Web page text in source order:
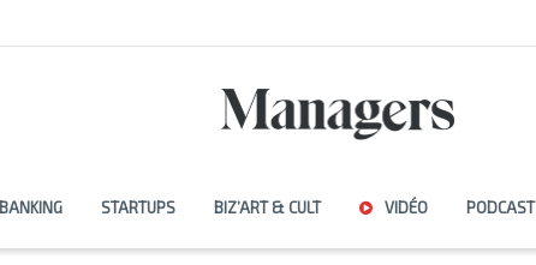
BANKING STARTUPS BIZ’ART & CULT VIDÉO PODCAST